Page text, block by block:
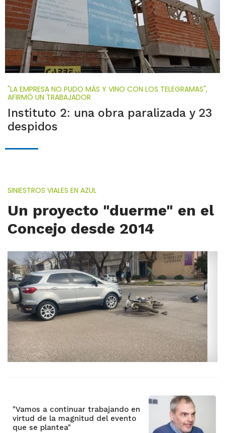
"LA EMPRESA NO PUDO MÁS Y VINO CON LOS TELEGRAMAS",
AFIRMÓ UN TRABAJADOR
Instituto 2: una obra paralizada y 23
despidos
SINIESTROS VIALES EN AZUL
Un proyecto "duerme" en el
Concejo desde 2014
"Vamos a continuar trabajando en
virtud de la magnitud del evento
que se plantea"